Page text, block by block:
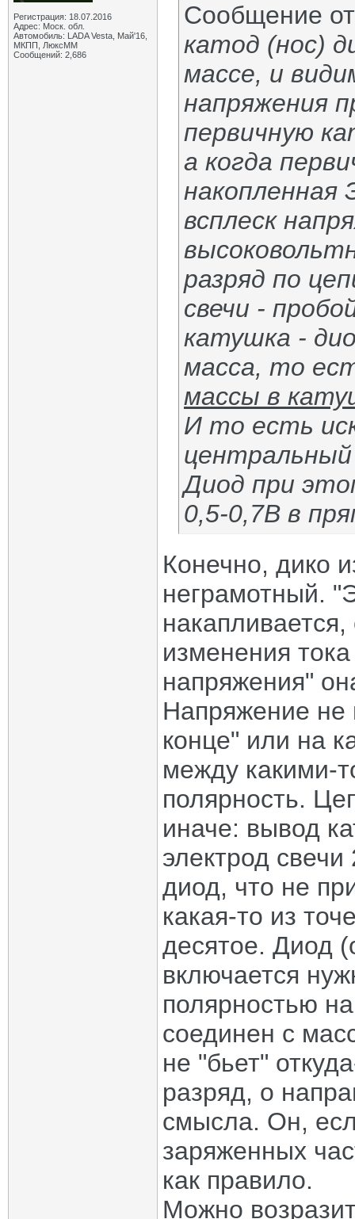
Регистрация: 18.07.2016
Адрес: Моск. обл.
Автомобиль: LADA Vesta, Май'16,
МКПП, ЛюксММ
Сообщений: 2,686
Сообщение
катод (нос)
массе, и
напряжения
первичную
а когда
накопленная
всплеск
разряд по
свечи -
катушка -
масса, то
массы в
И то есть
центральный
Диод при
0,5-0,7В в
Конечно, дико
неграмотный.
изменения
напряжения"
Напряжение не
конце" или на
между какими-
полярность.
иначе: вывод
электрод
диод, что не
какая-то из
десятое. Диод
включается
полярностью
соединен с
не "бьет"
разряд, о
смысла. Он,
заряженных
как правило.
Можно